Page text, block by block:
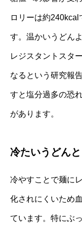
ロリーは約
す。温かいうどん
レジスタントスタ
なるという研究報
すと塩分過多の恐
があります。
冷たいうどん
冷やすことで麺に
化されにくいため
ています。特にぶ